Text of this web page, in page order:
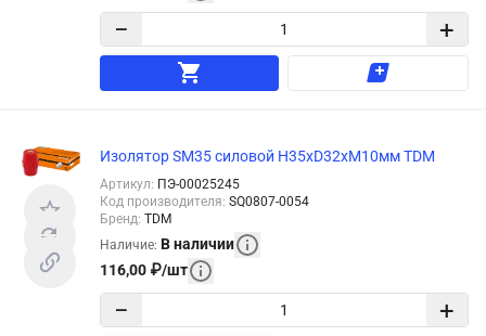
− +
Изолятор SM35 силовой H35xD32xM10мм TDM
Артикул: ПЭ-00025245
Код производителя: SQ0807-0054
Бренд: TDM
Наличие: В наличии
116,00 ₽/шт
− +